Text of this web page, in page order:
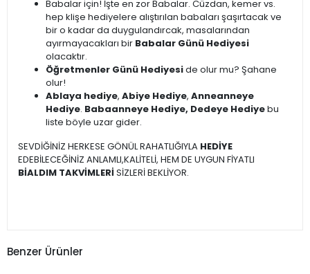
Babalar için! İşte en zor Babalar. Cüzdan, kemer vs.
hep klişe hediyelere alıştırılan babaları şaşırtacak ve
bir o kadar da duygulandırcak, masalarından
ayırmayacakları bir Babalar Günü Hediyesi
olacaktır.
Öğretmenler Günü Hediyeside olur mu? Şahane
olur!
Ablaya hediye, Abiye Hediye, Anneanneye
Hediye. Babaanneye Hediye, Dedeye Hediyebu
liste böyle uzar gider.
SEVDİĞİNİZ HERKESE GÖNÜL RAHATLIĞIYLA HEDİYE
EDEBİLECEĞİNİZ ANLAMLI,KALİTELİ, HEM DE UYGUN FİYATLI
BİALDIM TAKVİMLERİ SİZLERİ BEKLİYOR.
Benzer Ürünler